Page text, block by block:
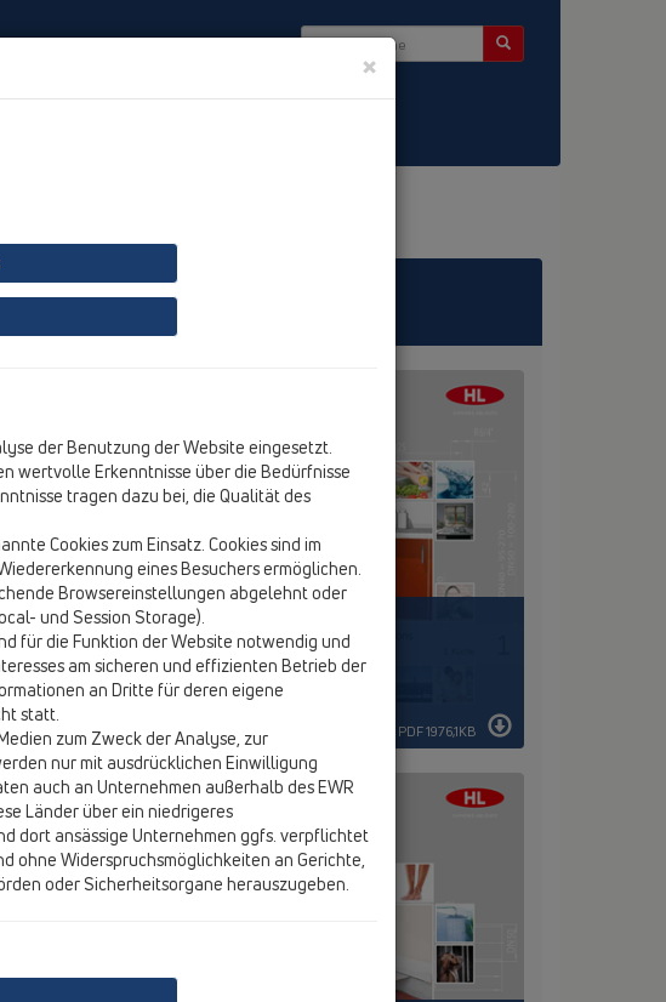
PDF 109,2KB PDF 1976,1KB
×
der Benutzung der Website eingesetzt.
wertvolle Erkenntnisse über die Bedürfnisse
tragen dazu bei, die Qualität des
Cookies zum Einsatz. Cookies sind im
eines Besuchers ermöglichen.
Browsereinstellungen abgelehnt oder
und Session Storage).
für die Funktion der Website notwendig und
am sicheren und effizienten Betrieb der
an Dritte für deren eigene
statt.
zum Zweck der Analyse, zur
nur mit ausdrücklichen Einwilligung
auch an Unternehmen außerhalb des EWR
Länder über ein niedrigeres
dort ansässige Unternehmen ggfs. verpflichtet
ohne Widerspruchsmöglichkeiten an Gerichte,
oder Sicherheitsorgane herauszugeben.